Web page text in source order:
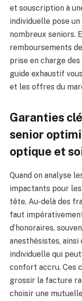
et souscription à
individuelle pose
nombreux seniors.
remboursements
prise en charge des
guide exhaustif
et les offres du
Garanties
senior
optique et
Quand on analyse
impactants pour
tête. Au-delà des
faut
d’honoraires,
anesthésistes, ainsi
individuelle qui
confort accru. Ces
grossir la facture
choisir une